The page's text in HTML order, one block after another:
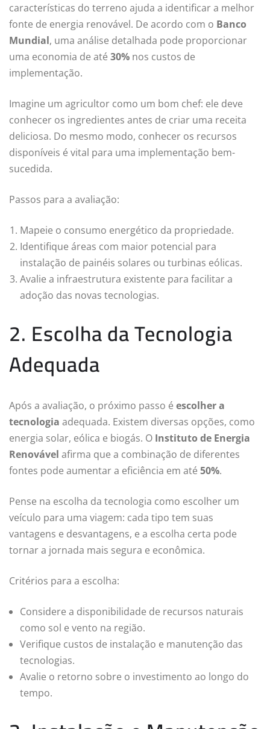
características do terreno ajuda a identificar a melhor
fonte de energia renovável. De acordo com o Banco
Mundial, uma análise detalhada pode proporcionar
uma economia de até 30% nos custos de
implementação.
Imagine um agricultor como um bom chef: ele deve
conhecer os ingredientes antes de criar uma receita
deliciosa. Do mesmo modo, conhecer os recursos
disponíveis é vital para uma implementação bem-
sucedida.
Passos para a avaliação:
Mapeie o consumo energético da propriedade.
Identifique áreas com maior potencial para
instalação de painéis solares ou turbinas eólicas.
Avalie a infraestrutura existente para facilitar a
adoção das novas tecnologias.
2. Escolha da Tecnologia
Adequada
Após a avaliação, o próximo passo é escolher a
tecnologia adequada. Existem diversas opções, como
energia solar, eólica e biogás. O Instituto de Energia
Renovável afirma que a combinação de diferentes
fontes pode aumentar a eficiência em até 50%.
Pense na escolha da tecnologia como escolher um
veículo para uma viagem: cada tipo tem suas
vantagens e desvantagens, e a escolha certa pode
tornar a jornada mais segura e econômica.
Critérios para a escolha:
Considere a disponibilidade de recursos naturais
como sol e vento na região.
Verifique custos de instalação e manutenção das
tecnologias.
Avalie o retorno sobre o investimento ao longo do
tempo.